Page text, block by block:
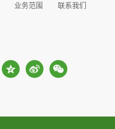
业务范围
联系我们